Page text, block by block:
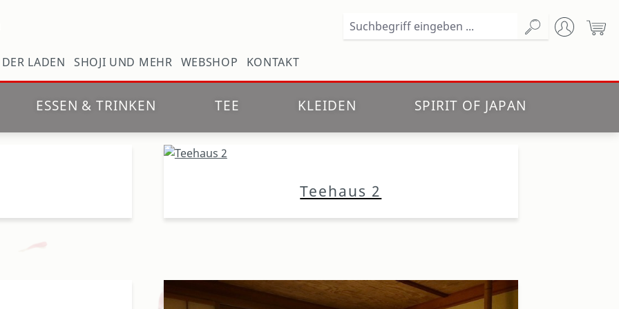
DER LADEN SHOJI UND MEHR WEBSHOP KONTAKT
ESSEN & TRINKEN TEE KLEIDEN SPIRIT OF JAPAN
Teehaus 2